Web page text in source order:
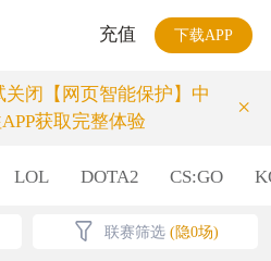
充值 下载APP
闭【网页智能保护】中
获取完整体验
×
LOL DOTA2 CS:GO
联赛筛选 (隐0场)